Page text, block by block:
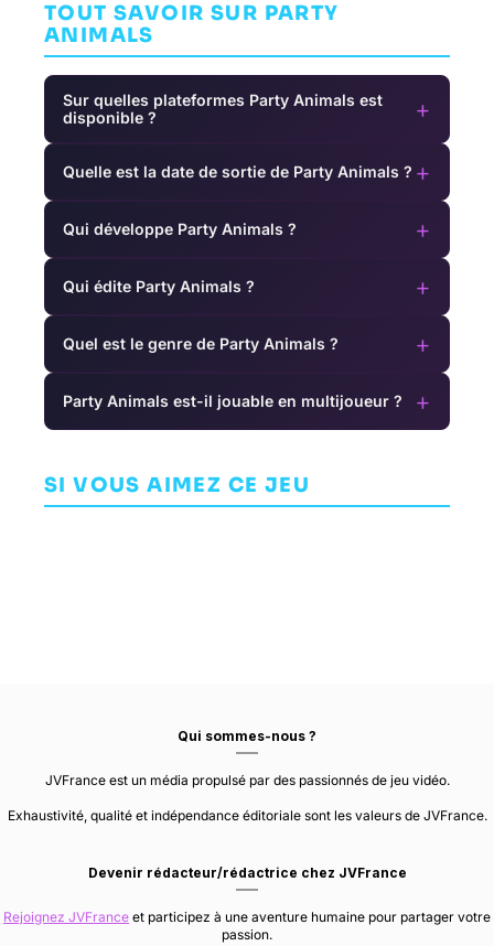
TOUT SAVOIR SUR PARTY
ANIMALS
Sur quelles plateformes Party Animals est
disponible ?
+
Quelle est la date de sortie de Party Animals ? +
Qui développe Party Animals ? +
Qui édite Party Animals ? +
Quel est le genre de Party Animals ? +
Party Animals est-il jouable en multijoueur ? +
SI VOUS AIMEZ CE JEU
AVENTURE
Advent
Edition
Qui sommes-nous ?
JVFrance est un média propulsé par des passionnés de jeu vidéo.
Exhaustivité, qualité et indépendance éditoriale sont les valeurs de JVFrance.
Devenir rédacteur/rédactrice chez JVFrance
Rejoignez JVFrance et participez à une aventure humaine pour partager votre
passion.